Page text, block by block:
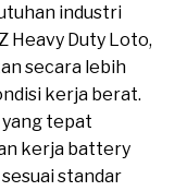
industri
Heavy Duty Loto,
secara lebih
kerja berat.
yang tepat
kerja battery
standar